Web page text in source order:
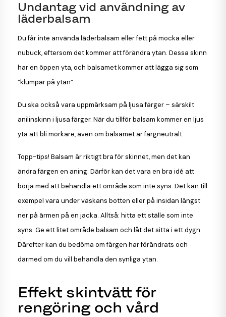
Undantag vid användning av
läderbalsam
Du får inte använda läderbalsam eller fett på mocka eller
nubuck, eftersom det kommer att förändra ytan. Dessa skinn
har en öppen yta, och balsamet kommer att lägga sig som
”klumpar på ytan”.
Du ska också vara uppmärksam på ljusa färger – särskilt
anilinskinn i ljusa färger. När du tillför balsam kommer en ljus
yta att bli mörkare, även om balsamet är färgneutralt.
Topp-tips! Balsam är riktigt bra för skinnet, men det kan
ändra färgen en aning. Därför kan det vara en bra idé att
börja med att behandla ett område som inte syns. Det kan till
exempel vara under väskans botten eller på insidan längst
ner på ärmen på en jacka. Alltså: hitta ett ställe som inte
syns. Ge ett litet område balsam och låt det sitta i ett dygn.
Därefter kan du bedöma om färgen har förändrats och
därmed om du vill behandla den synliga ytan.
Effekt skintvätt för
rengöring och vård